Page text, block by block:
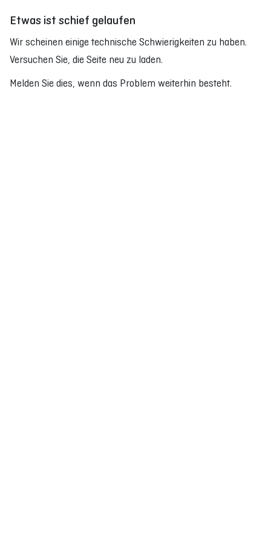
Etwas ist schief gelaufen
Wir scheinen einige technische Schwierigkeiten zu haben.
Versuchen Sie, die Seite neu zu laden.
Melden Sie dies, wenn das Problem weiterhin besteht.